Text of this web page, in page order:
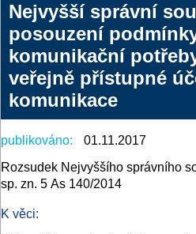
Nejvyšší správní
posouzení
komunikační
veřejně přístupné
komunikace
publikováno:
01.11.2017
Rozsudek Nejvyššího správního
sp. zn. 5 As 140/2014
K věci: